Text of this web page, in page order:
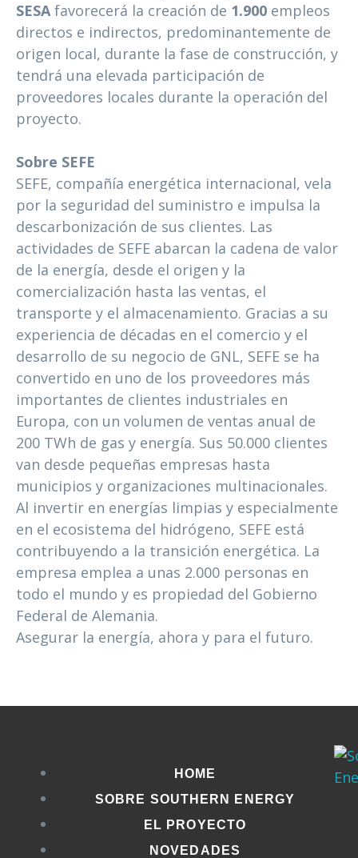
SESAfavorecerá la creación de 1.900 empleos
directos e indirectos, predominantemente de
origen local, durante la fase de construcción, y
tendrá una elevada participación de
proveedores locales durante la operación del
proyecto.
Sobre SEFE
SEFE, compañía energética internacional, vela
por la seguridad del suministro e impulsa la
descarbonización de sus clientes. Las
actividades de SEFE abarcan la cadena de valor
de la energía, desde el origen y la
comercialización hasta las ventas, el
transporte y el almacenamiento. Gracias a su
experiencia de décadas en el comercio y el
desarrollo de su negocio de GNL, SEFE se ha
convertido en uno de los proveedores más
importantes de clientes industriales en
Europa, con un volumen de ventas anual de
200 TWh de gas y energía. Sus 50.000 clientes
van desde pequeñas empresas hasta
municipios y organizaciones multinacionales.
Al invertir en energías limpias y especialmente
en el ecosistema del hidrógeno, SEFE está
contribuyendo a la transición energética. La
empresa emplea a unas 2.000 personas en
todo el mundo y es propiedad del Gobierno
Federal de Alemania.
Asegurar la energía, ahora y para el futuro.
HOME
SOBRE SOUTHERN ENERGY
EL PROYECTO
NOVEDADES